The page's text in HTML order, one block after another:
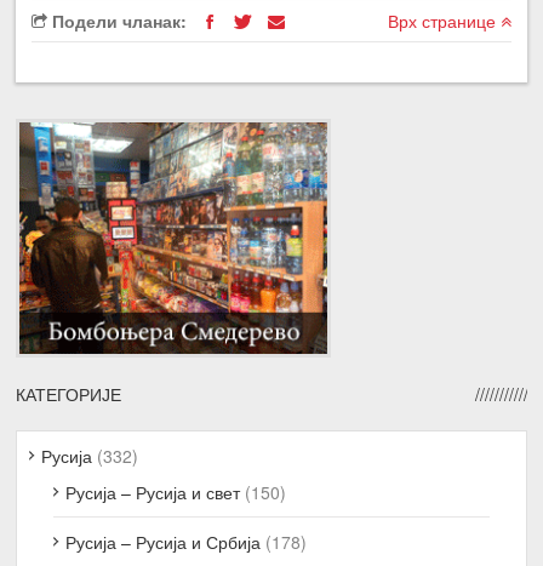
Подели чланак: Врх странице
КАТЕГОРИЈЕ
Русија (332)
Русија – Русија и свет(150)
Русија – Русија и Србија (178)